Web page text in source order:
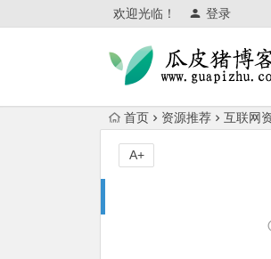
欢迎光临！ 登录
首页 资源推荐 互联网
A+